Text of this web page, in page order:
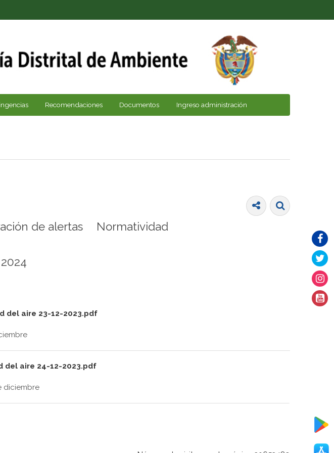
Recomendaciones Documentos Ingreso administración
de alertas Normatividad
2024
del aire 23-12-2023.pdf
del aire 24-12-2023.pdf
diciembre